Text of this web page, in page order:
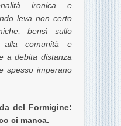
ironica e
leva non certo
bensì sullo
alla comunità e
a debita distanza
spesso imperano
del Formigine:
ci manca.